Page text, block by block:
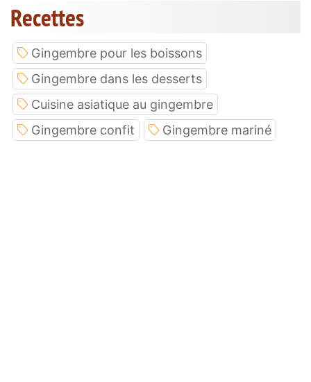
Recettes
Gingembre pour les boissons
Gingembre dans les desserts
Cuisine asiatique au gingembre
Gingembre confit
Gingembre mariné